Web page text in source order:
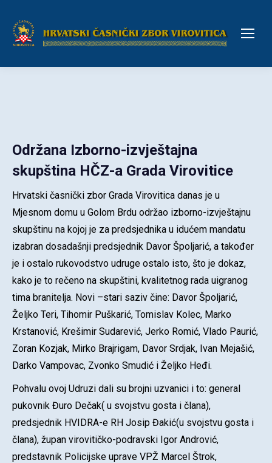
Održana Izborno-izvještajna
skupština HČZ-a Grada Virovitice
Hrvatski časnički zbor Grada Virovitica danas je u
Mjesnom domu u Golom Brdu održao izborno-izvještajnu
skupštinu na kojoj je za predsjednika u idućem mandatu
izabran dosadašnji predsjednik Davor Špoljarić, a također
je i ostalo rukovodstvo udruge ostalo isto, što je dokaz,
kako je to rečeno na skupštini, kvalitetnog rada uigranog
tima branitelja. Novi –stari saziv čine: Davor Špoljarić,
Željko Teri, Tihomir Puškarić, Tomislav Kolec, Marko
Krstanović, Krešimir Sudarević, Jerko Romić, Vlado Paurić,
Zoran Kozjak, Mirko Brajrigam, Davor Srdjak, Ivan Mejašić,
Darko Vampovac, Zvonko Smudić i Željko Heđi.
Pohvalu ovoj Udruzi dali su brojni uzvanici i to: general
pukovnik Đuro Dečak( u svojstvu gosta i člana),
predsjednik HVIDRA-e RH Josip Đakić(u svojstvu gosta i
člana), župan virovitičko-podravski Igor Andrović,
predstavnik Policijske uprave VPŽ Marcel Štrok,